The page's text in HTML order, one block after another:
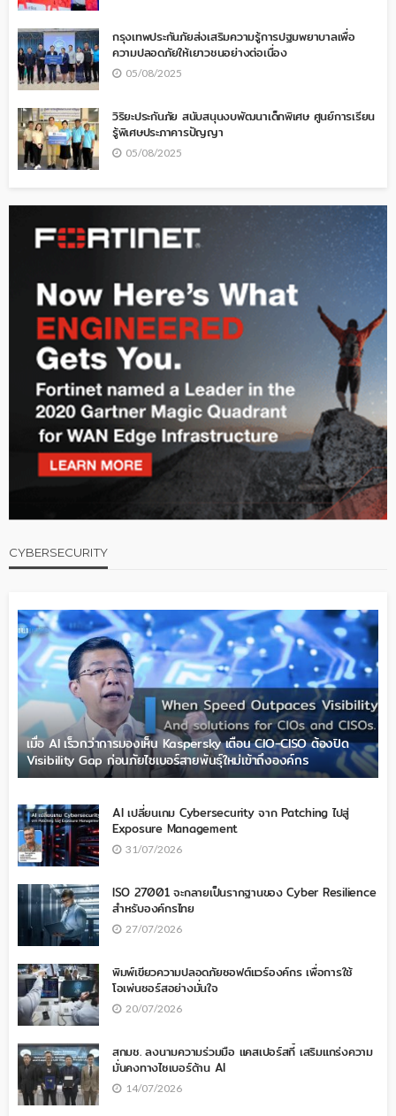
กรุงเทพประกันภัยส่งเสริมความรู้การปฐมพยาบาลเพื่อ
ความปลอดภัยให้เยาวชนอย่างต่อเนื่อง
05/08/2025
วิริยะประกันภัย สนับสนุนงบพัฒนาเด็กพิเศษ ศูนย์การเรียน
รู้พิเศษประภาคารปัญญา
05/08/2025
CYBERSECURITY
เมื่อ AI เร็วกว่าการมองเห็น Kaspersky เตือน CIO-CISO ต้องปิด
Visibility Gap ก่อนภัยไซเบอร์สายพันธุ์ใหม่เข้าถึงองค์กร
AI เปลี่ยนเกม Cybersecurity จาก Patching ไปสู่
Exposure Management
31/07/2026
ISO 27001 จะกลายเป็นรากฐานของ Cyber Resilience
สำหรับองค์กรไทย
27/07/2026
พิมพ์เขียวความปลอดภัยซอฟต์แวร์องค์กร เพื่อการใช้
โอเพ่นซอร์สอย่างมั่นใจ
20/07/2026
สกมช. ลงนามความร่วมมือ แคสเปอร์สกี้ เสริมแกร่งความ
มั่นคงทางไซเบอร์ด้าน AI
14/07/2026